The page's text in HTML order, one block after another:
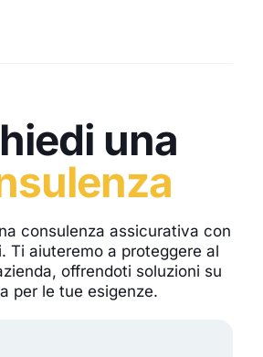
una
consulenza assicurativa con
Ti aiuteremo a proteggere al
offrendoti soluzioni su
per le tue esigenze.